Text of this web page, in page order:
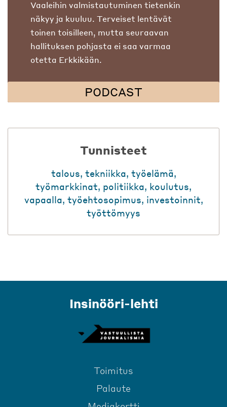
Vaaleihin valmistautuminen tietenkin
näkyy ja kuuluu. Terveiset lentävät
toinen toisilleen, mutta seuraavan
hallituksen pohjasta ei saa varmaa
otetta Erkkikään.
PODCAST
Tunnisteet
talous, tekniikka, työelämä,
työmarkkinat, politiikka, koulutus,
vapaalla, työehtosopimus, investoinnit,
työttömyys
Insinööri-lehti
Toimitus
Palaute